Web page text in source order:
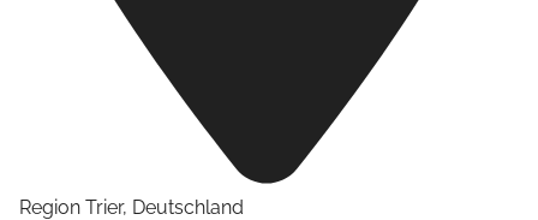
Region Trier, Deutschland